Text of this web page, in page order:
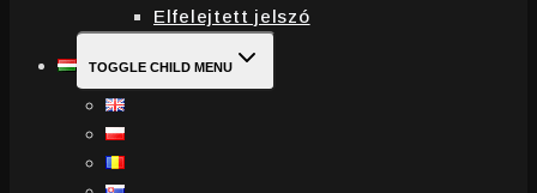
Elfelejtett jelszó
TOGGLE CHILD MENU